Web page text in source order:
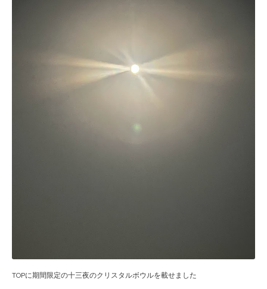
TOPに期間限定の十三夜のクリスタルボウルを載せました